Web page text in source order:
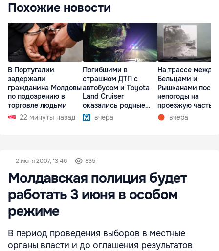
Похожие новости
В Португалии
задержали
гражданина Молдовы
по подозрению в
торговле людьми
22 минуты назад
Погибшими в
страшном ДТП с
автобусом и Toyota
Land Cruiser
оказались родные
братьявчера
На трассе между
Бельцами и
Рышканами после
непогоды на
проезжую часть
упали деревья
вчера
2 июня 2007, 13:46 835
Молдавская полиция будет
работать 3 июня в особом
режиме
В период проведения выборов в местные
органы власти и до оглашения результатов